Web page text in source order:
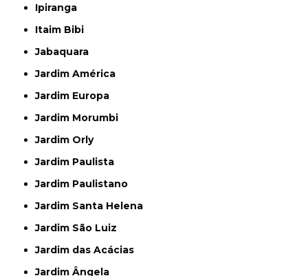
Ipiranga
Itaim Bibi
Jabaquara
Jardim América
Jardim Europa
Jardim Morumbi
Jardim Orly
Jardim Paulista
Jardim Paulistano
Jardim Santa Helena
Jardim São Luiz
Jardim das Acácias
Jardim Ângela